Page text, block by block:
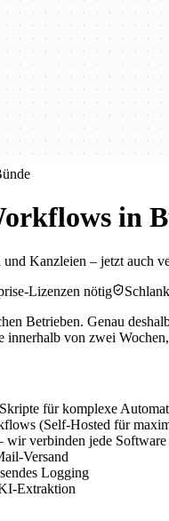
in
Kanzleien – jetzt auch
Lizenzen nötig
Betrieben. Genau
innerhalb von zwei
für komplexe
(Self-Hosted für
verbinden jede Software
Versand
Logging
Extraktion